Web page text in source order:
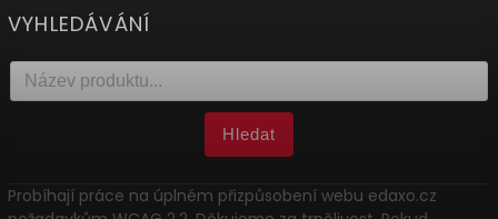
VYHLEDÁVÁNÍ
Hledat
Probíhají práce na úplném přizpůsobení webu edaxo.cz